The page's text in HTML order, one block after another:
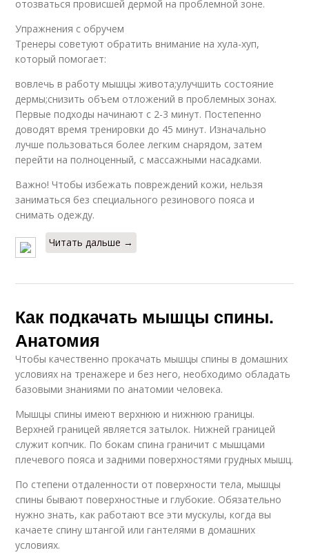
отозваться провисшей дермой на проблемной зоне.
Упражнения с обручем
Тренеры советуют обратить внимание на хула-хуп,
который помогает:
вовлечь в работу мышцы живота;улучшить состояние
дермы;снизить объем отложений в проблемных зонах.
Первые подходы начинают с 2-3 минут. Постепенно
доводят время тренировки до 45 минут. Изначально
лучше пользоваться более легким снарядом, затем
перейти на полноценный, с массажными насадками.
Важно! Чтобы избежать повреждений кожи, нельзя
заниматься без специального резинового пояса и
снимать одежду.
Читать дальше →
Как подкачать мышцы спины.
Анатомия
Чтобы качественно прокачать мышцы спины в домашних
условиях на тренажере и без него, необходимо обладать
базовыми знаниями по анатомии человека.
Мышцы спины имеют верхнюю и нижнюю границы.
Верхней границей является затылок. Нижней границей
служит копчик. По бокам спина граничит с мышцами
плечевого пояса и задними поверхностями грудных мышц.
По степени отдаленности от поверхности тела, мышцы
спины бывают поверхностные и глубокие. Обязательно
нужно знать, как работают все эти мускулы, когда вы
качаете спину штангой или гантелями в домашних
условиях.